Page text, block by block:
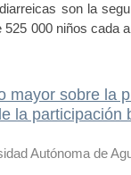
son la
000 niños cada
mayor sobre la
la participación
Autónoma de